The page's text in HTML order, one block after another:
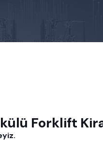
Forklift